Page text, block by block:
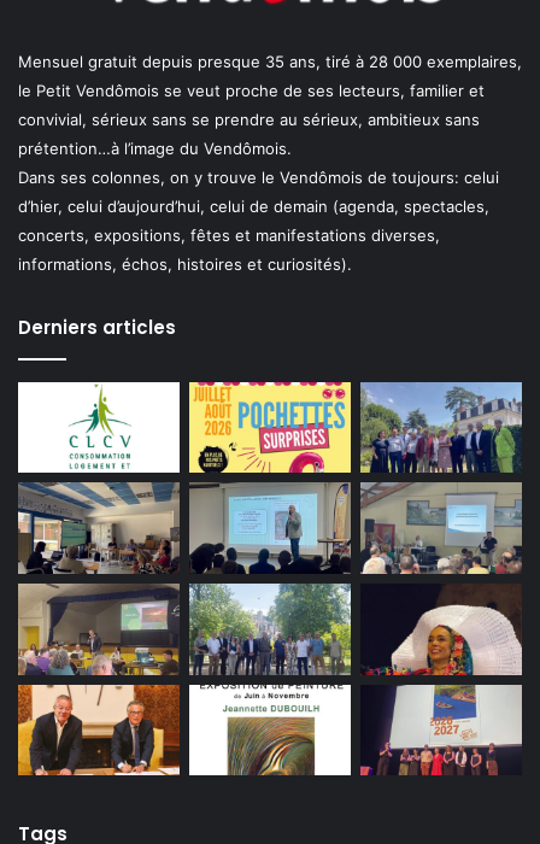
Mensuel gratuit depuis presque 35 ans, tiré à 28 000 exemplaires,
le Petit Vendômois se veut proche de ses lecteurs, familier et
convivial, sérieux sans se prendre au sérieux, ambitieux sans
prétention…à l’image du Vendômois.
Dans ses colonnes, on y trouve le Vendômois de toujours: celui
d’hier, celui d’aujourd’hui, celui de demain (agenda, spectacles,
concerts, expositions, fêtes et manifestations diverses,
informations, échos, histoires et curiosités).
Derniers articles
Tags